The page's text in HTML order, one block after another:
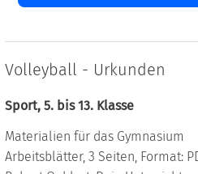
Volleyball - Urkunden
Sport, 5. bis 13. Klasse
Materialien für das Gymnasium
Arbeitsblätter, 3 Seiten, Format: